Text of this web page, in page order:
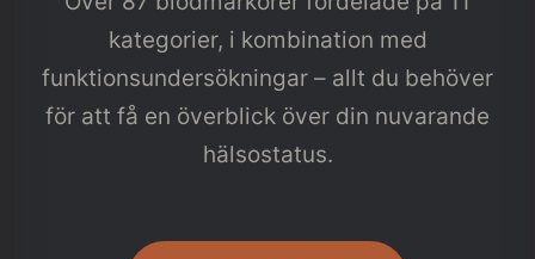
kategorier, i kombination med
funktionsundersökningar – allt du behöver
för att få en överblick över din nuvarande
hälsostatus.